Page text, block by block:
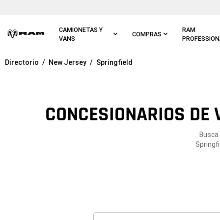
CAMIONETAS Y
VANS
COMPRAS
RAM
Ir a
Directorio New Jersey Springfield
CONCESIONARIOS